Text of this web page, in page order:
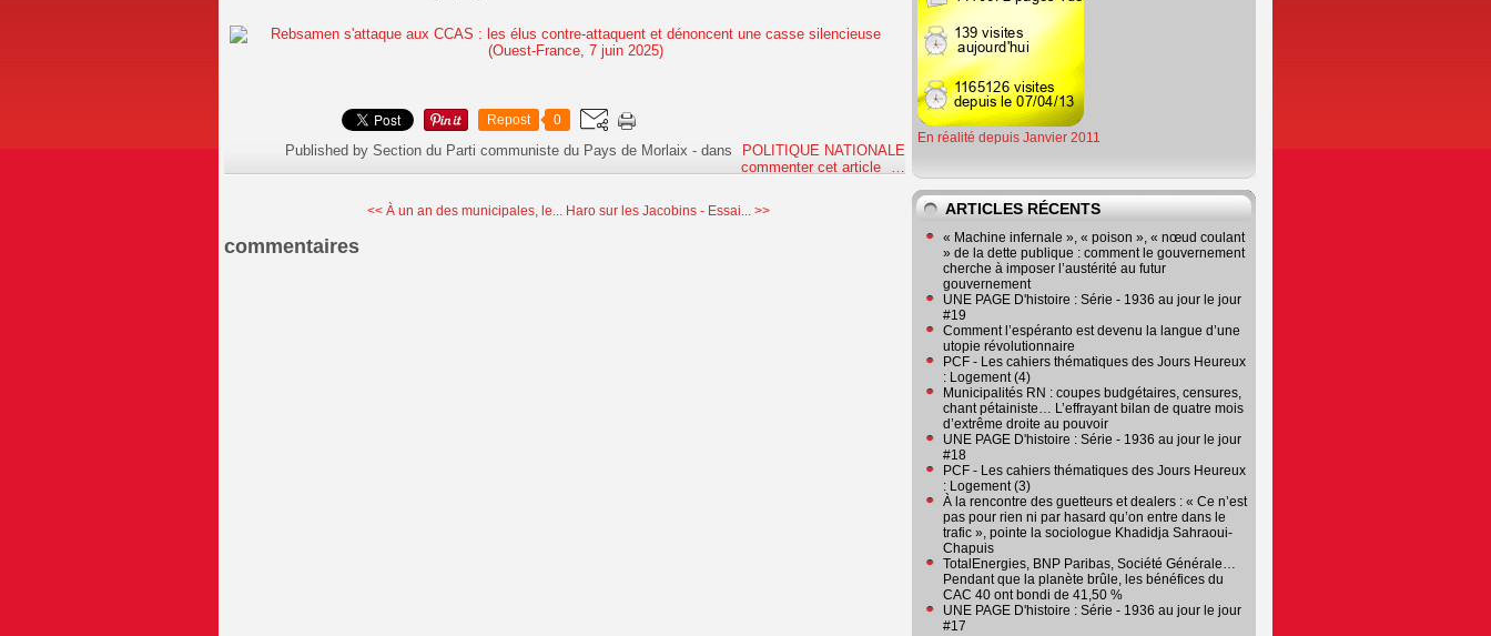
Repost 0
Published by Section du Parti communiste du Pays de Morlaix -dans
POLITIQUE NATIONALE
commenter cet article
…
<< À un an des municipales, le... Haro sur les Jacobins - Essai... >>
commentaires
En réalité depuis Janvier 2011
ARTICLES RÉCENTS
« Machine infernale », « poison », « nœud coulant
» de la dette publique : comment le gouvernement
cherche à imposer l’austérité au futur
gouvernement
UNE PAGE D'histoire : Série - 1936 au jour le jour
#19
Comment l’espéranto est devenu la langue d’une
utopie révolutionnaire
PCF - Les cahiers thématiques des Jours Heureux
: Logement (4)
Municipalités RN : coupes budgétaires, censures,
chant pétainiste… L’effrayant bilan de quatre mois
d’extrême droite au pouvoir
UNE PAGE D'histoire : Série - 1936 au jour le jour
#18
PCF - Les cahiers thématiques des Jours Heureux
: Logement (3)
À la rencontre des guetteurs et dealers : « Ce n’est
pas pour rien ni par hasard qu’on entre dans le
trafic », pointe la sociologue Khadidja Sahraoui-
Chapuis
TotalEnergies, BNP Paribas, Société Générale…
Pendant que la planète brûle, les bénéfices du
CAC 40 ont bondi de 41,50 %
UNE PAGE D'histoire : Série - 1936 au jour le jour
#17